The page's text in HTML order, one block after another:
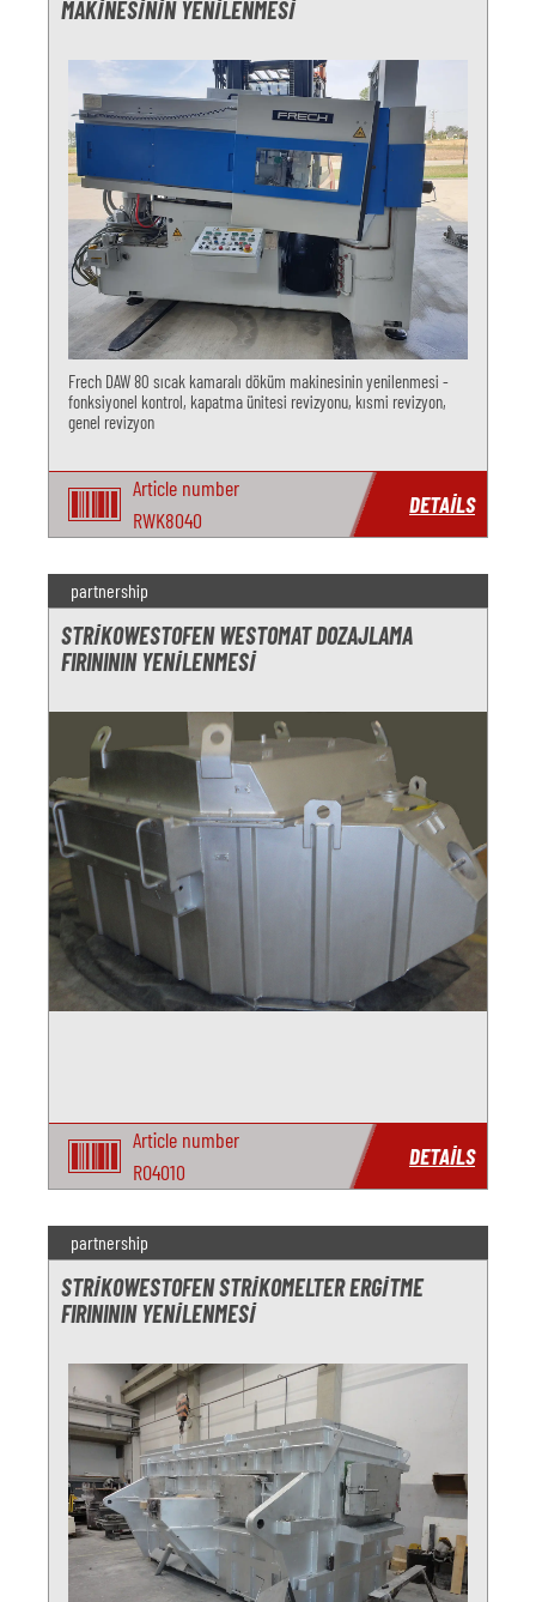
MAKINESININ YENILENMESI
Frech DAW 80 sıcak kamaralı döküm makinesinin yenilenmesi -
fonksiyonel kontrol, kapatma ünitesi revizyonu, kısmi revizyon,
genel revizyon
Article number
RWK8040
DETAILS
partnership
STRIKOWESTOFEN WESTOMAT DOZAJLAMA
FIRINININ YENILENMESI
Article number
RO4010
DETAILS
partnership
STRIKOWESTOFEN STRIKOMELTER ERGITME
FIRINININ YENILENMESI